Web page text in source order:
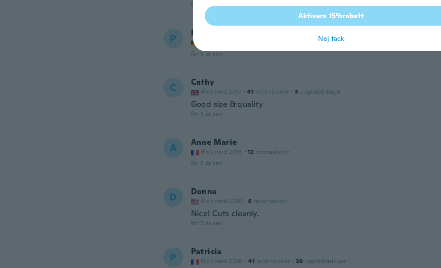
för 5 år sen
P Petra
för 5 år sen
C Cathy
Gick med 2017 · 41 recensioner · 3 uppladdningar
Good size & quality
för 5 år sen
A Anne Marie
Gick med 2018 · 12 recensioner
för 5 år sen
D Donna
Gick med 2020 · 6 recensioner
Nice! Cuts cleanly.
för 5 år sen
P Patricia
Gick med 2020 · 41 recensioner · 36 uppladdningar
Aktivera 15%rabatt
Nej tack